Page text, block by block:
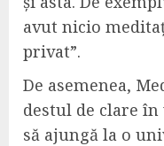
avut nicio
privat”.
De asemenea,
destul de clare în
să ajungă la o